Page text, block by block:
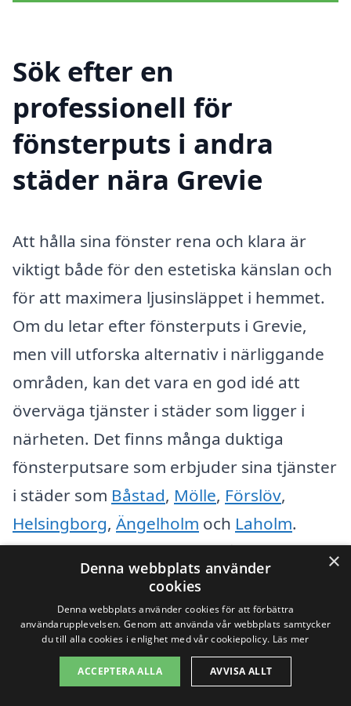
Sök efter en
professionell för
fönsterputs i andra
städer nära Grevie
Att hålla sina fönster rena och klara är
viktigt både för den estetiska känslan och
för att maximera ljusinsläppet i hemmet.
Om du letar efter fönsterputs i Grevie,
men vill utforska alternativ i närliggande
områden, kan det vara en god idé att
överväga tjänster i städer som ligger i
närheten. Det finns många duktiga
fönsterputsare som erbjuder sina tjänster
i städer som Båstad, Mölle, Förslöv,
Helsingborg, Ängelholm och Laholm.
Genom att söka i dessa områder kan du
finna bra erbjudanden och professionella
tjänster.
Här är några fördelar med att jämföra
olika företag som erbjuder fönsterputs i
×
Denna webbplats använder
cookies
Denna webbplats använder cookies för att förbättra
användarupplevelsen. Genom att använda vår webbplats samtycker
du till alla cookies i enlighet med vår cookiepolicy. Läs mer
ACCEPTERA ALLA AVVISA ALLT